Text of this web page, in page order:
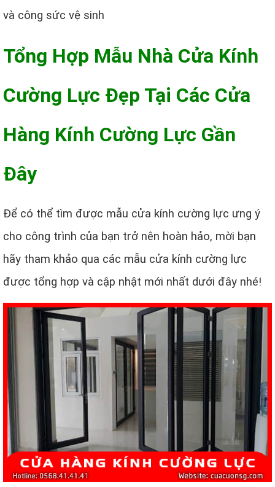
và công sức vệ sinh
Tổng Hợp Mẫu Nhà Cửa Kính
Cường Lực Đẹp Tại Các Cửa
Hàng Kính Cường Lực Gần
Đây
Để có thể tìm được mẫu cửa kính cường lực ưng ý
cho công trình của bạn trở nên hoàn hảo, mời bạn
hãy tham khảo qua các mẫu cửa kính cường lực
được tổng hợp và cập nhật mới nhất dưới đây nhé!